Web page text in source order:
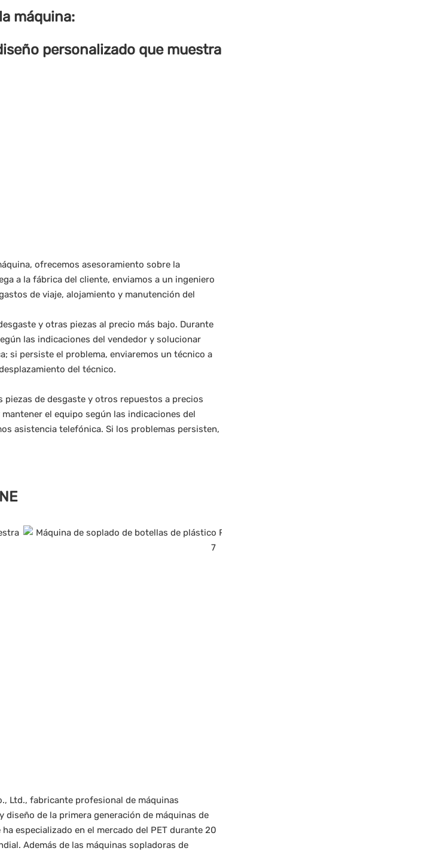
máquina:
ofrecemos asesoramiento sobre la
a la fábrica del cliente, enviamos a un ingeniero
de viaje, alojamiento y manutención del
y otras piezas al precio más bajo. Durante
las indicaciones del vendedor y solucionar
si persiste el problema, enviaremos un técnico a
del técnico.
de desgaste y otros repuestos a precios
el equipo según las indicaciones del
asistencia telefónica. Si los problemas persisten,
Ltd., fabricante profesional de máquinas
de la primera generación de máquinas de
especializado en el mercado del PET durante 20
Además de las máquinas sopladoras de